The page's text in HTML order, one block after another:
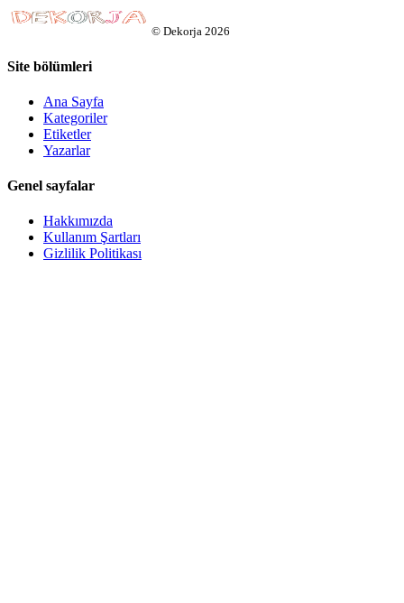
© Dekorja 2026
Site bölümleri
Ana Sayfa
Kategoriler
Etiketler
Yazarlar
Genel sayfalar
Hakkımızda
Kullanım Şartları
Gizlilik Politikası